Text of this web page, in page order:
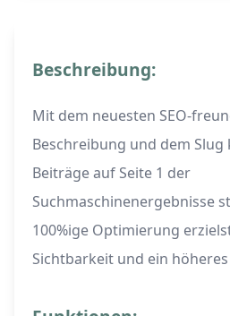
Beschreibung:
Mit dem neuesten SEO-
Beschreibung und dem Slug
Beiträge auf Seite 1 der
Suchmaschinenergebnisse
100%ige Optimierung
Sichtbarkeit und ein